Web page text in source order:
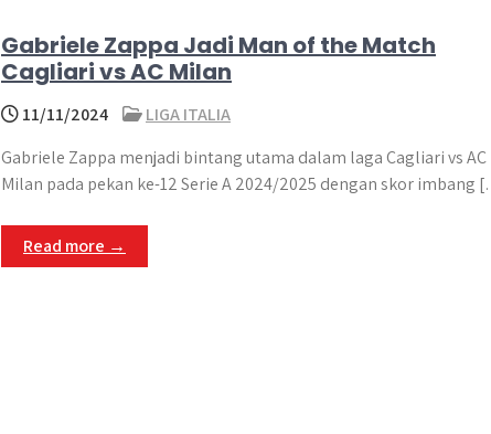
Gabriele Zappa Jadi Man of the Match
Cagliari vs AC Milan
11/11/2024
LIGA ITALIA
Gabriele Zappa menjadi bintang utama dalam laga Cagliari vs AC
Milan pada pekan ke-12 Serie A 2024/2025 dengan skor imbang
Read more →